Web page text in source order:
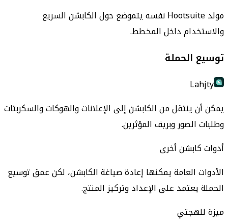
مولد Hootsuite نفسه يتموضع حول الكابشن السريع
والاستخدام داخل المخطط.
توسيع الحملة
Lahjty
يمكن أن ينتقل من الكابشن إلى الإعلانات والهوكات والسكربتات
وطلبات الصور وبريف المؤثرين.
أدوات كابشن أخرى
الأدوات العامة يمكنها إعادة صياغة الكابشن، لكن عمق توسيع
الحملة يعتمد على الإعداد وتركيز المنتج.
ميزة للهجتي